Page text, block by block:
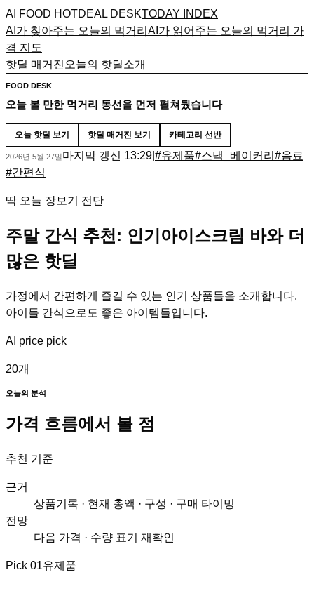
AI FOOD HOTDEAL DESKTODAY INDEX
AI가 찾아주는 오늘의 먹거리 AI가 읽어주는 오늘의 먹거리 가
격 지도
핫딜 매거진 오늘의 핫딜소개
FOOD DESK
오늘 볼 만한 먹거리 동선을 먼저 펼쳐뒀습니다
오늘 핫딜 보기 핫딜 매거진 보기 카테고리 선반
2026년 5월 27일 마지막 갱신 13:29 #유제품#스낵_베이커리 #음료
#간편식
딱 오늘 장보기 전단
주말 간식 추천: 인기아이스크림 바와 더
많은 핫딜
가정에서 간편하게 즐길 수 있는 인기 상품들을 소개합니다.
아이들 간식으로도 좋은 아이템들입니다.
AI price pick
20개
오늘의 분석
가격 흐름에서 볼 점
추천 기준
근거
상품기록 · 현재 총액 · 구성 · 구매 타이밍
전망
다음 가격 · 수량 표기 재확인
Pick 01유제품